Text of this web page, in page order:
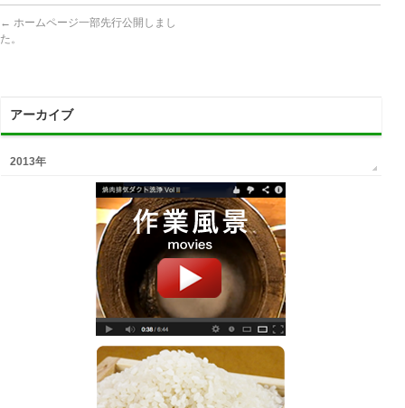
← ホームページ一部先行公開しまし
た。
アーカイブ
2013年